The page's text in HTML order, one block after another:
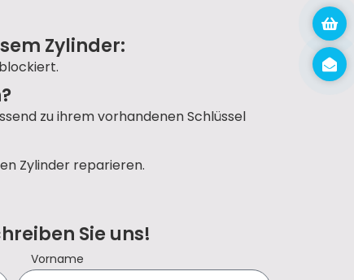
Zylinder:
zu ihrem vorhandenen Schlüssel
Zylinder reparieren.
Sie uns!
Vorname